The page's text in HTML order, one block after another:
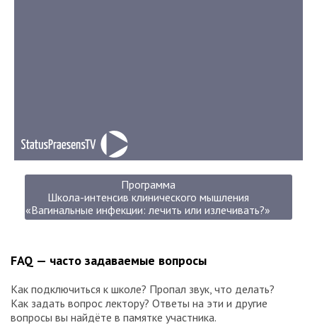
Программа
Школа-интенсив клинического мышления
«Вагинальные инфекции: лечить или излечивать?»
FAQ — часто задаваемые вопросы
Как подключиться к школе? Пропал звук, что делать?
Как задать вопрос лектору? Ответы на эти и другие
вопросы вы найдёте в памятке участника.